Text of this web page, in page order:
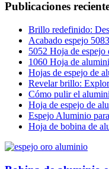
Publicaciones
Brillo redefinido:
Acabado espejo
5052 Hoja de
1060 Hoja de
Hojas de espejo de
Revelar brillo:
Cómo pulir el
Hoja de espejo de
Espejo Aluminio
Hoja de bobina de